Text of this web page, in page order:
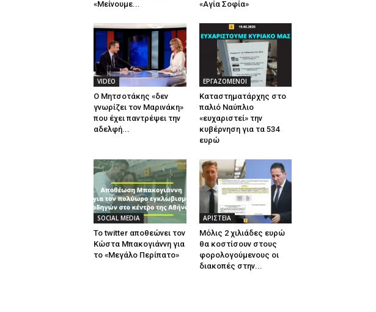
«Μείνουμε...
«Αγία Σοφία»
VIDEO
Ο Μητσοτάκης «δεν
γνωρίζει τον Μαρινάκη»
που έχει παντρέψει την
αδελφή...
ΕΡΓΑΖΟΜΕΝΟΙ
Καταστηματάρχης στο
παλιό Ναύπλιο
«ευχαριστεί» την
κυβέρνηση για τα 534
ευρώ
SOCIAL MEDIA
Το twitter αποθεώνει τον
Κώστα Μπακογιάννη για
το «Μεγάλο Περίπατο»
ΑΡΙΣΤΕΙΑ
Μόλις 2 χιλιάδες ευρώ
θα κοστίσουν στους
φορολογούμενους οι
διακοπές στην...